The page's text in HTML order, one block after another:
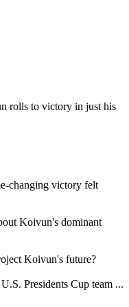
rolls to victory in just his
changing victory felt
Koivun's dominant
Koivun's future?
Presidents Cup team ...